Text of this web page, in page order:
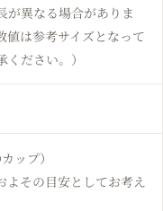
が異なる場合がありま
値は参考サイズとなって
ださい。）
ップ）
よその目安としてお考え